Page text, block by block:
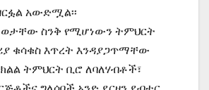
አውድሟል፡፡
ስንቅ የሚሆነውን ትምህርት
ቁሳቁስ እጥረት እንዳያጋጥማቸው
ትምህርት ቢሮ ለባለሃብቶች፣